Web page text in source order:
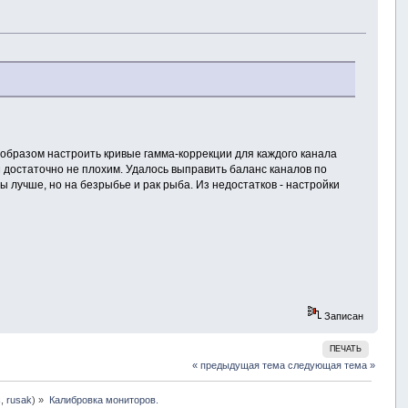
настроить кривые гамма-коррекции для каждого канала
не плохим. Удалось выправить баланс каналов по
лучше, но на безрыбье и рак рыба. Из недостатков - настройки
Записан
ПЕЧАТЬ
« предыдущая тема следующая тема »
,rusak) » Калибровка мониторов.